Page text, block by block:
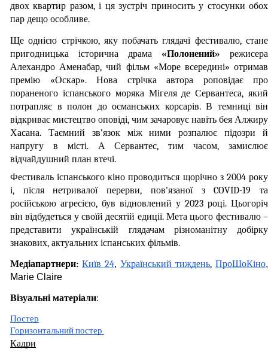
двох квартир разом, і ця зустріч приносить у стосунки обох
пар дещо особливе.
Ще однією стрічкою, яку побачать глядачі фестивалю, стане
пригодницька історична драма «Полонений» режисера
Алехандро Аменабар, чий фільм «Море всередині» отримав
премію «Оскар». Нова стрічка автора роповідає про
пораненого іспанського моряка Мігеля де Сервантеса, який
потрапляє в полон до османських корсарів. В темниці він
відкриває мистецтво оповіді, чим зачаровує навіть бея Алжиру
Хасана. Таємний зв’язок між ними розпалює підозри й
напругу в місті. А Сервантес, тим часом, замислює
відчайдушний план втечі.
Фестиваль іспанського кіно проводиться щорічно з 2004 року
і, після нетривалої перерви, пов'язаної з COVID-19 та
російською агресією, був відновлений у 2023 році. Цьогоріч
він відбудеться у своїй десятій едиції. Мета цього фестивалю –
представити українській глядачам різноманітну добірку
знакових, актуальних іспанських фільмів.
Медіапартнери: Київ 24, Український тиждень, ПроШоКіно,
Marie Claire
Візуальні матеріали:
Постер
Горизонтальний постер
Кадри